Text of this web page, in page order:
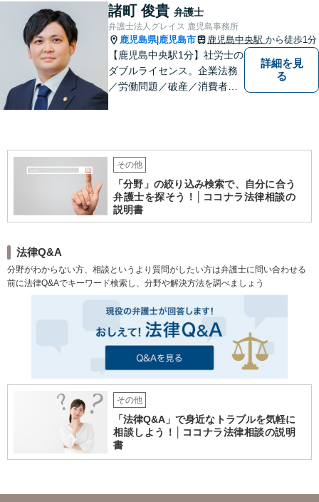
諸町 俊貴 弁護士
弁護士法人グレイス 鹿児島事務所
鹿児島県| 鹿児島市 鹿児島中央駅 から徒歩1分
【鹿児島中央駅1分】社労士の
ダブルライセンス。企業法務
／労働問題／破産／消費者問
をしておりました。丁寧なヒ
アリングで、ご相談の全容を
明らかにし、納得のいく解決
を目指します。
詳細を見
る
その他
「分野」の絞り込み検索で、自分に合う
弁護士を探そう！│ココナラ法律相談の
説明書
法律Q&A
分野がわからない方、相談というより質問がしたい方は弁護士に問い合わせる
前に法律Q&Aでキーワード検索し、分野や解決方法を調べましょう
その他
「法律Q&A」で身近なトラブルを気軽に
相談しよう！│ココナラ法律相談の説明
書